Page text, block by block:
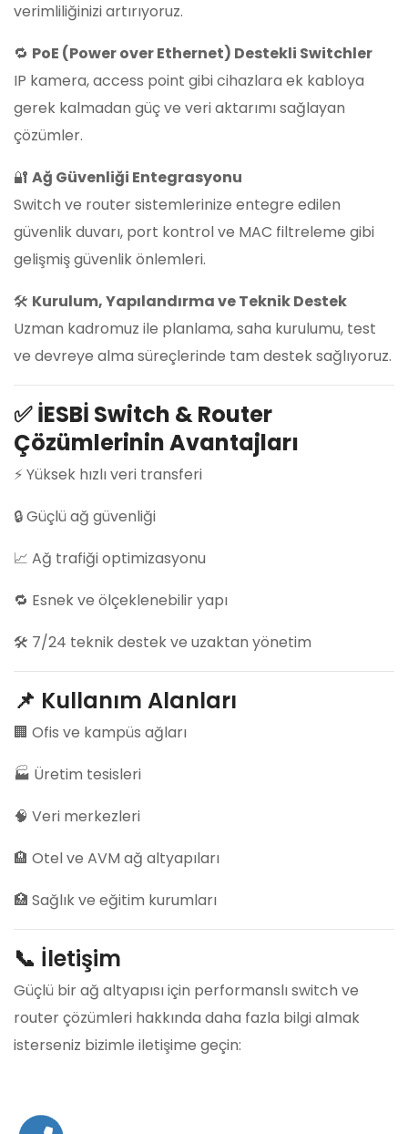
verimliliğinizi artırıyoruz.
🔁 PoE (Power over Ethernet) Destekli Switchler
IP kamera, access point gibi cihazlara ek kabloya
gerek kalmadan güç ve veri aktarımı sağlayan
çözümler.
🔐 Ağ Güvenliği Entegrasyonu
Switch ve router sistemlerinize entegre edilen
güvenlik duvarı, port kontrol ve MAC filtreleme gibi
gelişmiş güvenlik önlemleri.
🛠️ Kurulum, Yapılandırma ve Teknik Destek
Uzman kadromuz ile planlama, saha kurulumu, test
ve devreye alma süreçlerinde tam destek sağlıyoruz.
✅İESBİ Switch & Router
Çözümlerinin Avantajları
⚡ Yüksek hızlı veri transferi
🔒 Güçlü ağ güvenliği
📈 Ağ trafiği optimizasyonu
🔁 Esnek ve ölçeklenebilir yapı
🛠️ 7/24 teknik destek ve uzaktan yönetim
📌 Kullanım Alanları
🏢 Ofis ve kampüs ağları
🏭 Üretim tesisleri
🧠 Veri merkezleri
🏨 Otel ve AVM ağ altyapıları
🏥 Sağlık ve eğitim kurumları
📞 İletişim
Güçlü bir ağ altyapısı için performanslı switch ve
router çözümleri hakkında daha fazla bilgi almak
isterseniz bizimle iletişime geçin: